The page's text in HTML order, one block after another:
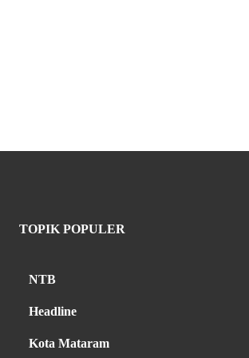
TOPIK POPULER
NTB
Headline
Kota Mataram